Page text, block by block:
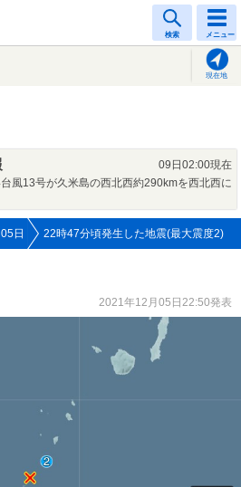
検索 メニュー
現在地
09日02:00現在
風13号が久米島の西北西約290kmを西北西に
日 22時47分頃発生した地震(最大震度2)
2021年12月05日22:50発表